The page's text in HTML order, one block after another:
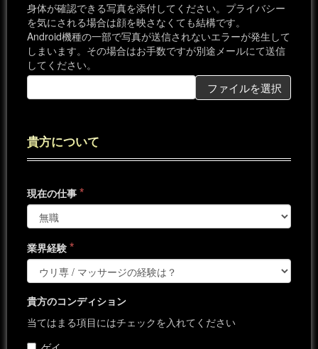
身体が確認できる写真を添付してください。プライバシー
を気にされる場合は顔を映さなくても結構です。
Android機種の一部で写真が送信されないエラーが発生して
しまいます。その場合はお手数ですが別途メールにて送信
してください。
ファイルを選択
貴方について
現在の仕事 *
業界経験 *
貴方のコンディション
当てはまる項目にはチェックを入れてください